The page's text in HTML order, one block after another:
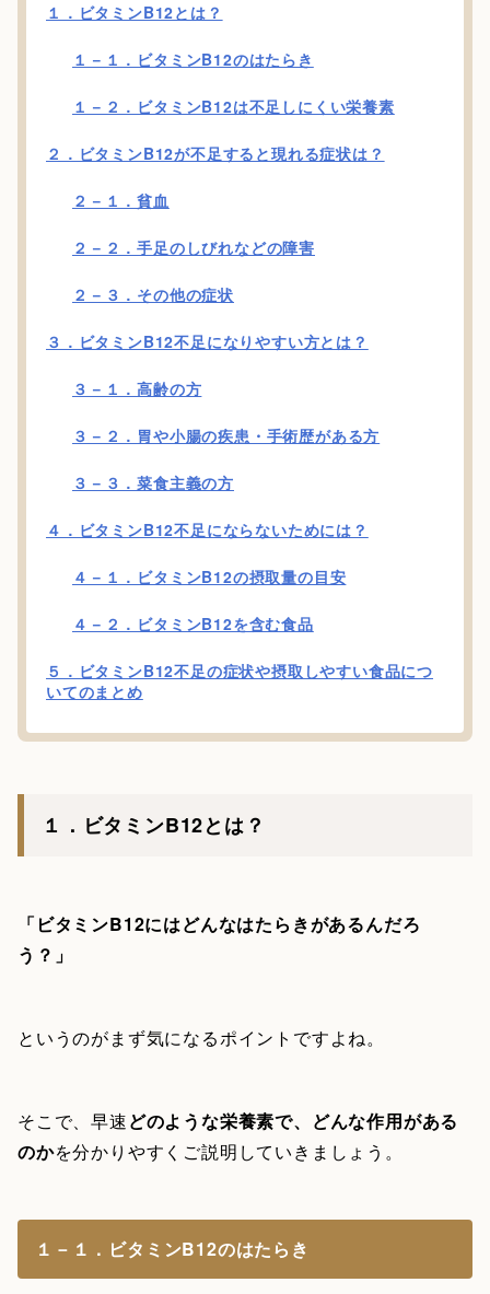
１．ビタミンB12とは？
１－１．ビタミンB12のはたらき
１－２．ビタミンB12は不足しにくい栄養素
２．ビタミンB12が不足すると現れる症状は？
２－１．貧血
２－２．手足のしびれなどの障害
２－３．その他の症状
３．ビタミンB12不足になりやすい方とは？
３－１．高齢の方
３－２．胃や小腸の疾患・手術歴がある方
３－３．菜食主義の方
４．ビタミンB12不足にならないためには？
４－１．ビタミンB12の摂取量の目安
４－２．ビタミンB12を含む食品
５．ビタミンB12不足の症状や摂取しやすい食品につ
いてのまとめ
１．ビタミンB12とは？
「ビタミンB12にはどんなはたらきがあるんだろ
う？」
というのがまず気になるポイントですよね。
そこで、早速どのような栄養素で、どんな作用がある
のかを分かりやすくご説明していきましょう。
１－１．ビタミンB12のはたらき